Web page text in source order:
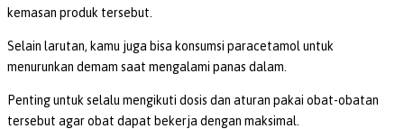
kemasan produk tersebut.
Selain larutan, kamu juga bisa konsumsi paracetamol untuk
menurunkan demam saat mengalami panas dalam.
Penting untuk selalu mengikuti dosis dan aturan pakai obat-obatan
tersebut agar obat dapat bekerja dengan maksimal.